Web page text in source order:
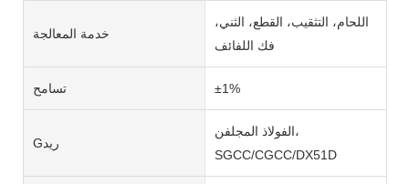
خدمة المعالجة
اللحام، التثقيب، القطع، الثني،
فك اللفائف
تسامح ±1%
Gريد
الفولاذ المجلفن،
SGCC/CGCC/DX51D